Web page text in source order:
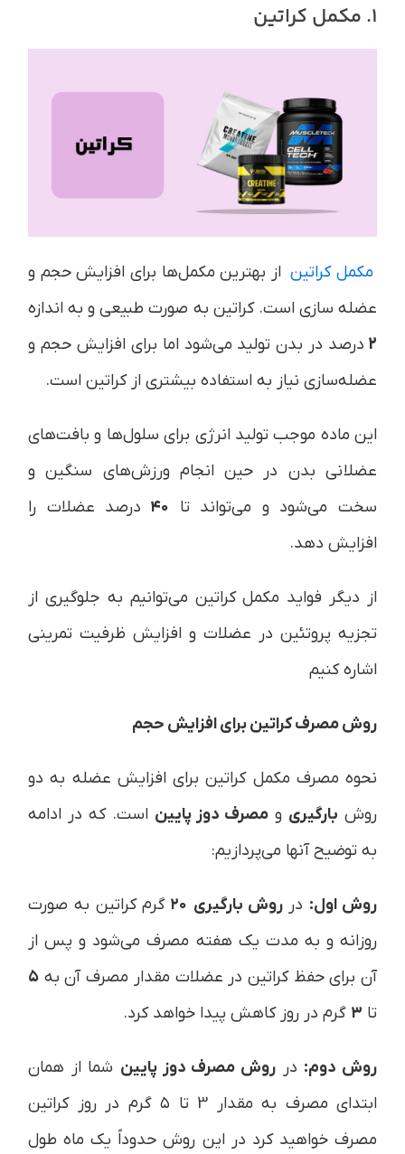
1. مکمل کراتین
مکمل کراتین از بهترین مکمل‌ها برای افزایش حجم و
عضله سازی است. کراتین به صورت طبیعی و به اندازه
2 درصد در بدن تولید می‌شود اما برای افزایش حجم و
عضله‌سازی نیاز به استفاده بیشتری از کراتین است.
این ماده موجب تولید انرژی برای سلول‌ها و بافت‌های
عضلانی بدن در حین انجام ورزش‌های سنگین و
سخت می‌شود و می‌تواند تا ۴۰ درصد عضلات را
افزایش دهد.
از دیگر فواید مکمل کراتین می‌توانیم به جلوگیری از
تجزیه پروتئین در عضلات و افزایش ظرفیت تمرینی
اشاره کنیم
روش مصرف کراتین برای افزایش حجم
نحوه مصرف مکمل کراتین برای افزایش عضله به دو
روش بارگیری و مصرف دوز پایین است. که در ادامه
به توضیح آنها می‌پردازیم:
روش اول: درروش بارگیری ۲۰ گرم کراتین به صورت
روزانه و به مدت یک هفته مصرف می‌شود و پس از
آن برای حفظ کراتین در عضلات مقدار مصرف آن به ۵
تا ۳ گرم در روز کاهش پیدا خواهد کرد.
روش دوم: در روش مصرف دوز پایین شما از همان
ابتدای مصرف به مقدار 3 تا ۵ گرم در روز کراتین
مصرف خواهید کرد در این روش حدوداً یک ماه طول